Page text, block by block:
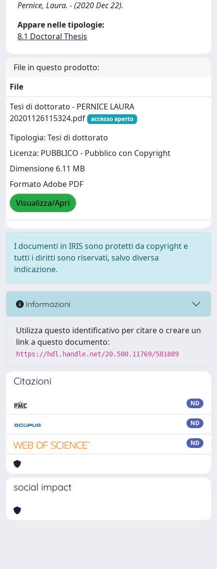
Pernice, Laura. - (2020 Dec 22).
Appare nelle tipologie:
8.1 Doctoral Thesis
File in questo prodotto:
File
Tesi di dottorato - PERNICE LAURA
20201126115324.pdf
accesso aperto
Tipologia: Tesi di dottorato
Licenza: PUBBLICO - Pubblico con Copyright
Dimensione 6.11 MB
Formato Adobe PDF
Visualizza/Apri
I documenti in IRIS sono protetti da copyright e
tutti i diritti sono riservati, salvo diversa
indicazione.
Informazioni
Utilizza questo identificativo per citare o creare un
link a questo documento:
https://hdl.handle.net/20.500.11769/581889
Citazioni
ND
ND
ND
social impact